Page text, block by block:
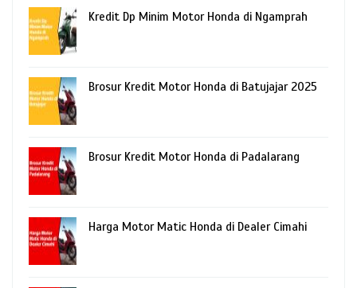
Kredit Dp Minim Motor Honda di Ngamprah
Brosur Kredit Motor Honda di Batujajar 2025
Brosur Kredit Motor Honda di Padalarang
Harga Motor Matic Honda di Dealer Cimahi